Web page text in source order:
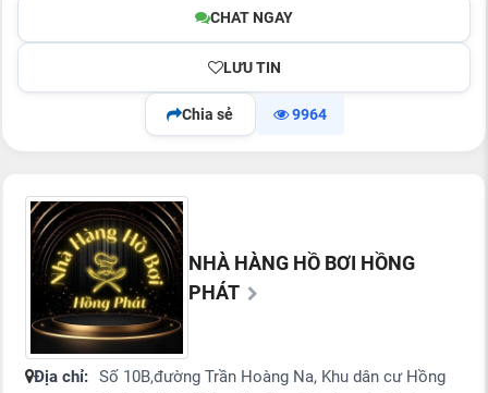
CHAT NGAY
LƯU TIN
Chia sẻ 9964
NHÀ HÀNG HỒ BƠI HỒNG
PHÁT
Địa chỉ: Số 10B,đường Trần Hoàng Na, Khu dân cư Hồng